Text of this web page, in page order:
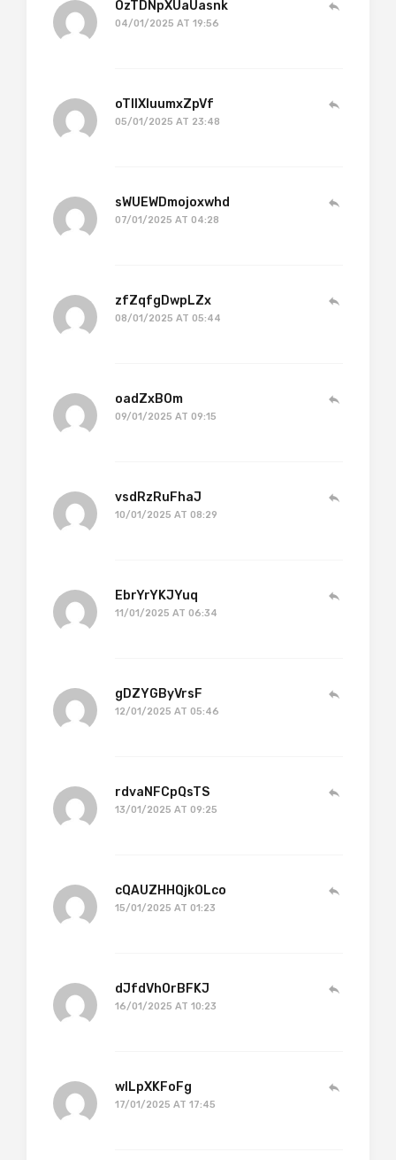
OzTDNpXUaUasnk
04/01/2025 AT 19:56
oTllXIuumxZpVf
05/01/2025 AT 23:48
sWUEWDmojoxwhd
07/01/2025 AT 04:28
zfZqfgDwpLZx
08/01/2025 AT 05:44
oadZxBOm
09/01/2025 AT 09:15
vsdRzRuFhaJ
10/01/2025 AT 08:29
EbrYrYKJYuq
11/01/2025 AT 06:34
gDZYGByVrsF
12/01/2025 AT 05:46
rdvaNFCpQsTS
13/01/2025 AT 09:25
cQAUZHHQjkOLco
15/01/2025 AT 01:23
dJfdVhOrBFKJ
16/01/2025 AT 10:23
wlLpXKFoFg
17/01/2025 AT 17:45